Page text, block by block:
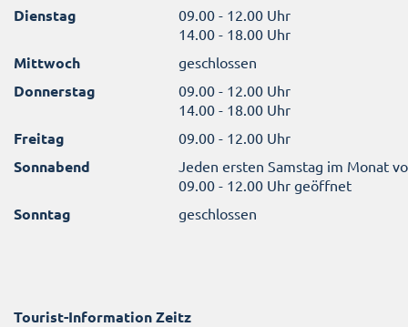
Dienstag
09.00 - 12.00 Uhr
14.00 - 18.00 Uhr
Mittwoch geschlossen
Donnerstag
09.00 - 12.00 Uhr
14.00 - 18.00 Uhr
Freitag 09.00 - 12.00 Uhr
Sonnabend
Jeden ersten Samstag im Monat
09.00 - 12.00 Uhr geöffnet
Sonntag geschlossen
Tourist-Information Zeitz